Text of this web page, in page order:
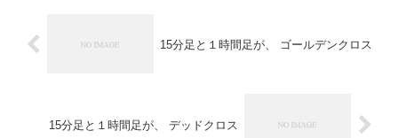
15分足と１時間足が、 ゴールデンクロス
15分足と１時間足が、 デッドクロス